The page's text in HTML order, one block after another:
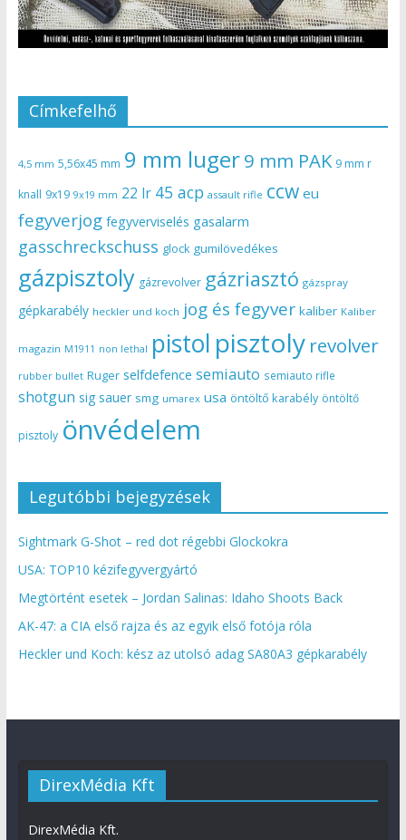
Címkefelhő
4,5 mm 5,56x45 mm 9 mm luger9 mm PAK 9 mm r
knall 9x19 9x19 mm 22 lr 45 acp assault rifle ccw eu
fegyverjog fegyverviselés gasalarm
gasschreckschuss glock gumilövedékes
gázpisztoly gázrevolver gázriasztó gázspray
gépkarabély heckler und koch jog és fegyver kaliber Kaliber
magazin M1911 non lethal pistol pisztoly revolver
rubber bullet Ruger selfdefence semiauto semiauto rifle
shotgun sig sauer smg umarex usa öntöltő karabély öntöltő
pisztoly önvédelem
Legutóbbi bejegyzések
Sightmark G-Shot – red dot régebbi Glockokra
USA: TOP10 kézifegyvergyártó
Megtörtént esetek – Jordan Salinas: Idaho Shoots Back
AK-47: a CIA első rajza és az egyik első fotója róla
Heckler und Koch: kész az utolsó adag SA80A3 gépkarabély
DirexMédia Kft
DirexMédia Kft.